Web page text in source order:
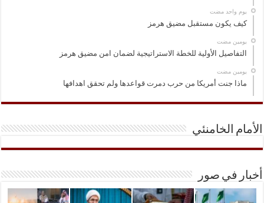
‏يوم واحد مضت
كيف يكون مستقبل مضيق هرمز
‏يومين مضت
التفاصيل الأولية للخطة الاستراتيجية لضمان امن مضيق هرمز
‏يومين مضت
ماذا جنت أمريكا من حرب دمرت قواعدها ولم تحقق اهدافها
الأمام الخامنئي
أخبار في صور